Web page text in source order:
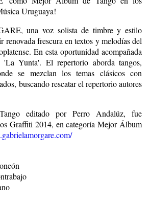
Uruguaya!
una voz solista de timbre y estilo
frescura en textos y melodías del
En esta oportunidad acompañada
Yunta'. El repertorio aborda tangos,
se mezclan los temas clásicos con
buscando rescatar el repertorio autores
editado por Perro Andalúz, fue
Graffiti 2014, en categoría Mejor Álbum